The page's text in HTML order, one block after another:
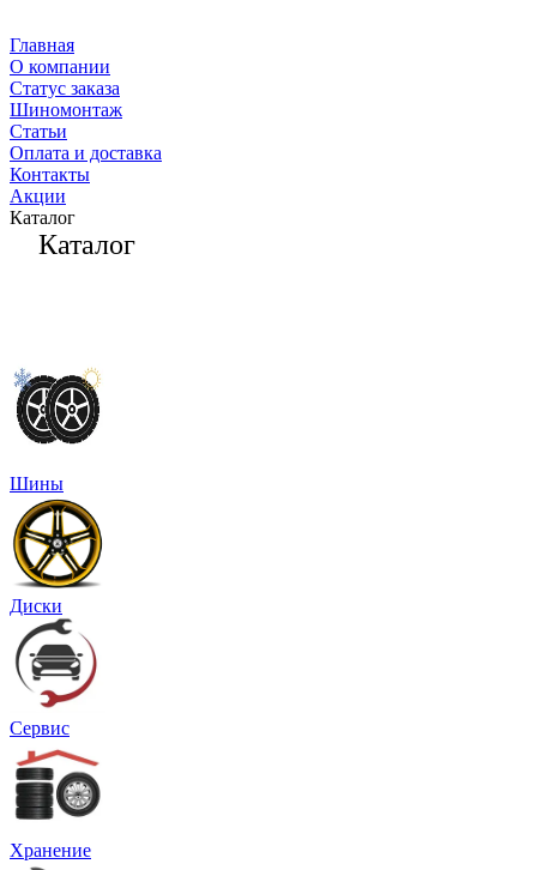
Главная
О компании
Статус заказа
Шиномонтаж
Статьи
Оплата и доставка
Контакты
Акции
Каталог
Каталог
Шины
Диски
Сервис
Хранение